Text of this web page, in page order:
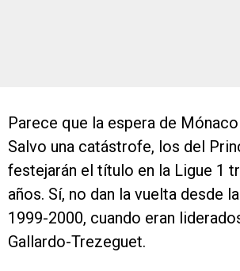
Parece que la espera de
Salvo una catástrofe, los del
festejarán el título en la Ligue 1
años. Sí, no dan la vuelta desde
1999-2000, cuando eran
Gallardo-Trezeguet.